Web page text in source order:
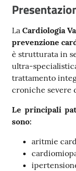
Studiare
a
Piacenza
Costruiamo
Salute
Novità
La Cardiologia
prevenzione
è strutturata in
ultra-
trattamento
croniche severe
Le principali
sono:
aritmie